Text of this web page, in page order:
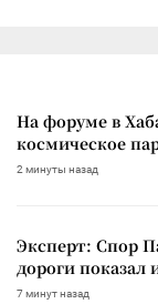
На форуме в
космическое
2 минуты назад
Эксперт: Спор
дороги
7 минут назад